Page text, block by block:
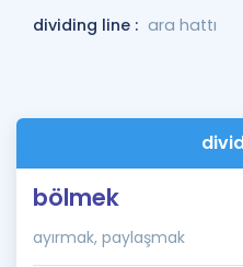
dividing line : ara hattı
bölmek
ayırmak, paylaşmak